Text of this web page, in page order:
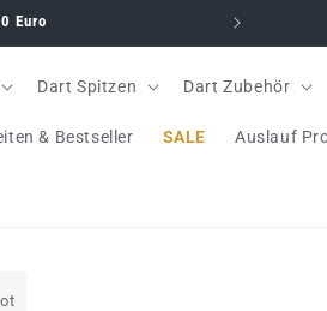
Dart Spitzen Dart Zubehör
& Bestseller SALE Auslauf